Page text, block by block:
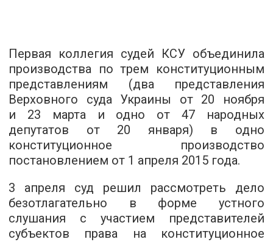
Первая коллегия судей КСУ объединила
производства по трем конституционным
представлениям (два представления
Верховного суда Украины от 20 ноября
и 23 марта и одно от 47 народных
депутатов от 20 января) в одно
конституционное производство
постановлением от 1 апреля 2015 года.
3 апреля суд решил рассмотреть дело
безотлагательно в форме устного
слушания с участием представителей
субъектов права на конституционное